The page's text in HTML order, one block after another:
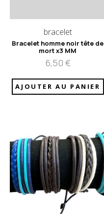
bracelet
Bracelet homme noir tête de
mort x3 MM
6,50 €
AJOUTER AU PANIER